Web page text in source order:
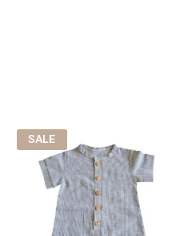
SALE